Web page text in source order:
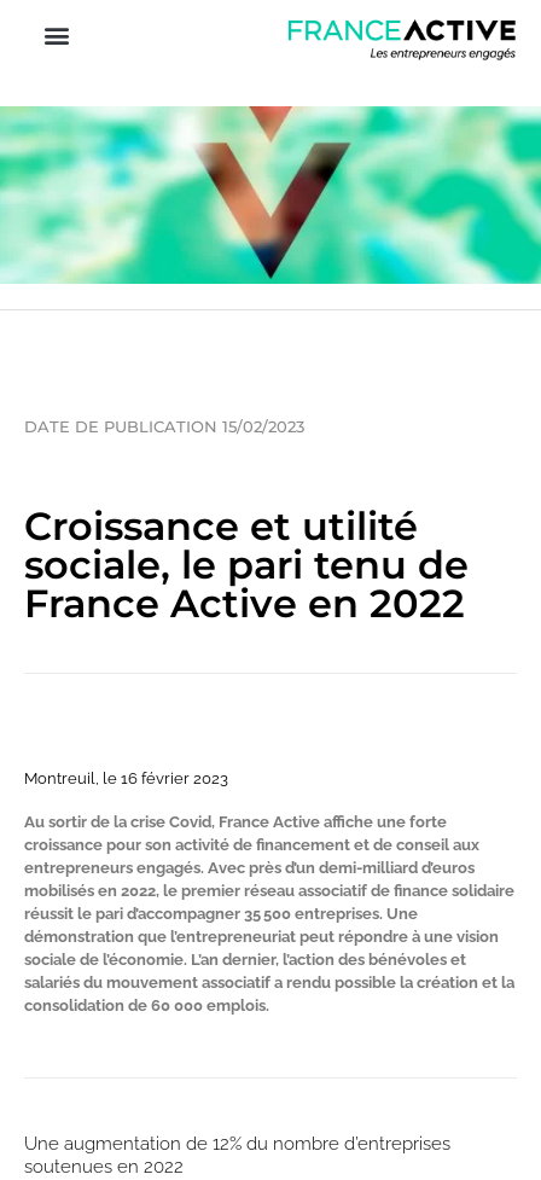
DATE DE PUBLICATION 15/02/2023
Croissance et utilité
sociale, le pari tenu de
France Active en 2022
Montreuil, le 16 février 2023
Au sortir de la crise Covid, France Active affiche une forte
croissance pour son activité de financement et de conseil aux
entrepreneurs engagés. Avec près d’un demi-milliard d’euros
mobilisés en 2022, le premier réseau associatif de finance solidaire
réussit le pari d’accompagner 35 500 entreprises. Une
démonstration que l’entrepreneuriat peut répondre à une vision
sociale de l’économie. L’an dernier, l’action des bénévoles et
salariés du mouvement associatif a rendu possible la création et la
consolidation de 60 000 emplois.
Une augmentation de 12% du nombre d’entreprises
soutenues en 2022